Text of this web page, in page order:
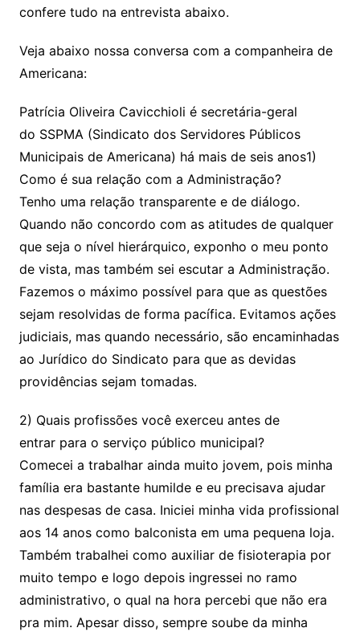
confere tudo na entrevista abaixo.
Veja abaixo nossa conversa com a companheira de
Americana:
Patrícia Oliveira Cavicchioli é secretária-geral
do SSPMA (Sindicato dos Servidores Públicos
Municipais de Americana) há mais de seis anos1)
Como é sua relação com a Administração?
Tenho uma relação transparente e de diálogo.
Quando não concordo com as atitudes de qualquer
que seja o nível hierárquico, exponho o meu ponto
de vista, mas também sei escutar a Administração.
Fazemos o máximo possível para que as questões
sejam resolvidas de forma pacífica. Evitamos ações
judiciais, mas quando necessário, são encaminhadas
ao Jurídico do Sindicato para que as devidas
providências sejam tomadas.
2) Quais profissões você exerceu antes de
entrar para o serviço público municipal?
Comecei a trabalhar ainda muito jovem, pois minha
família era bastante humilde e eu precisava ajudar
nas despesas de casa. Iniciei minha vida profissional
aos 14 anos como balconista em uma pequena loja.
Também trabalhei como auxiliar de fisioterapia por
muito tempo e logo depois ingressei no ramo
administrativo, o qual na hora percebi que não era
pra mim. Apesar disso, sempre soube da minha